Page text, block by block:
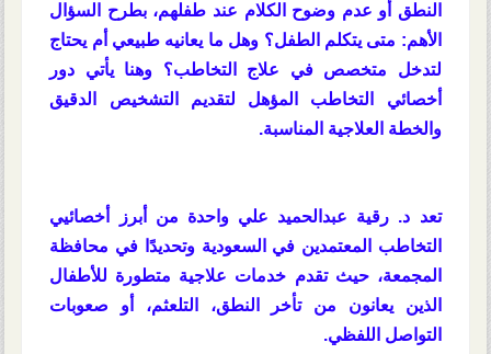
النطق أو عدم وضوح الكلام عند طفلهم، بطرح السؤال
الأهم: متى يتكلم الطفل؟ وهل ما يعانيه طبيعي أم يحتاج
لتدخل متخصص في علاج التخاطب؟ وهنا يأتي دور
أخصائي التخاطب المؤهل لتقديم التشخيص الدقيق
والخطة العلاجية المناسبة.
تعد د. رقية عبدالحميد علي واحدة من أبرز أخصائيي
التخاطب المعتمدين في السعودية وتحديدًا في محافظة
المجمعة، حيث تقدم خدمات علاجية متطورة للأطفال
الذين يعانون من تأخر النطق، التلعثم، أو صعوبات
التواصل اللفظي.